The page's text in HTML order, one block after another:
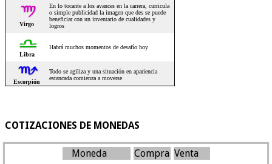
COTIZACIONES DE MONEDAS
Moneda Compra Venta